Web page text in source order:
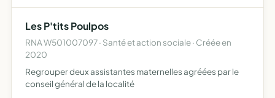
Les P'tits Poulpos
RNA W501007097 · Santé et action sociale · Créée en
2020
Regrouper deux assistantes maternelles agréées par le
conseil général de la localité